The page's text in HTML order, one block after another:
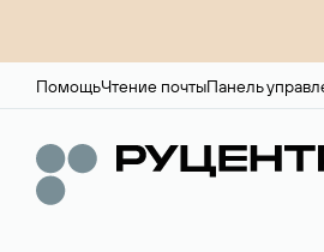
ПомощьЧтение почтыПанель